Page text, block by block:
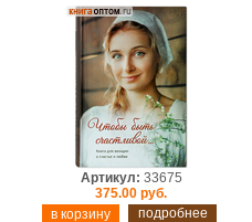
Артикул: 33675
375.00 руб.
подробнее